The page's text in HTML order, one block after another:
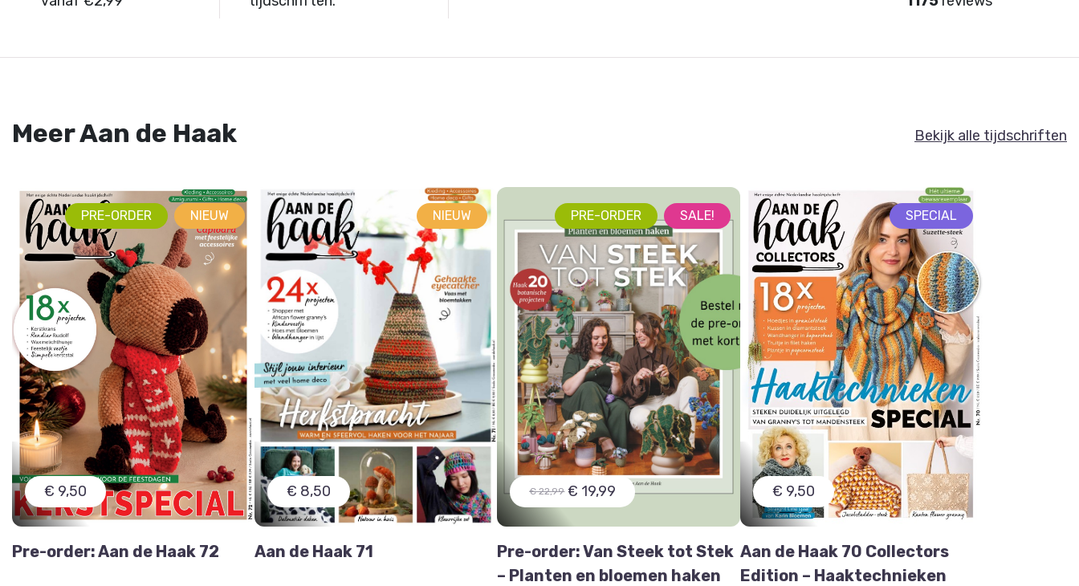
Meer Aan de Haak Bekijk alle tijdschriften
PRE-ORDER NIEUW
€ 9,50
Pre-order: Aan de Haak 72
NIEUW
€ 8,50
Aan de Haak 71
PRE-ORDER SALE!
€ 22,99 € 19,99
Pre-order: Van Steek tot Stek
– Planten en bloemen haken
SPECIAL
€ 9,50
Aan de Haak 70 Collectors
Edition – Haaktechnieken